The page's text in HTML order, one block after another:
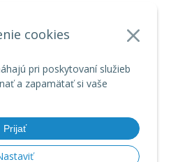
cookies
pri poskytovaní služieb
a zapamätať si vaše
Prijať
O NÁKUPE
údajov
a platby
tovaru a reklamácia